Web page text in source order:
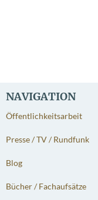
NAVIGATION
Öffentlichkeitsarbeit
Presse / TV / Rundfunk
Blog
Bücher / Fachaufsätze